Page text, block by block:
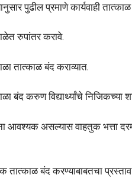
पुढील प्रमाणे कार्यवाही तात्काळ
रुपांतर करावे.
तात्काळ बंद कराव्यात.
बंद करुण विद्यार्थ्यांचे निजिकच्या
आवश्यक असल्यास वाहतुक भत्ता
बंद करण्याबाबतचा प्रस्ताव